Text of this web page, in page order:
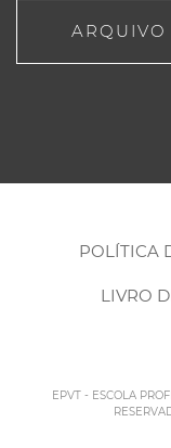
ARQUIVO
POLÍTICA
LIVRO
EPVT - ESCOLA